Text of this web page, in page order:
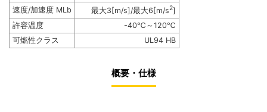
速度/加速度 MLb
最大3[m/s]/最大6[m/s2]
許容温度
-40℃～120℃
可燃性クラス
UL94 HB
概要・仕様